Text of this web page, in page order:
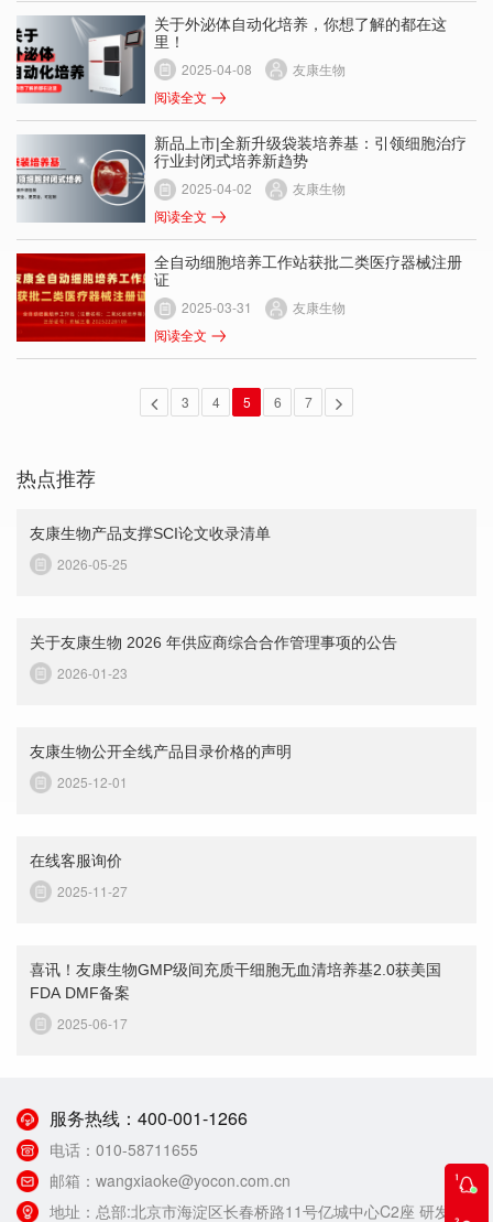
关于外泌体自动化培养，你想了解的都在这
里！
2025-04-08
友康生物
阅读全文
新品上市|全新升级袋装培养基：引领细胞治疗
行业封闭式培养新趋势
2025-04-02
友康生物
阅读全文
全自动细胞培养工作站获批二类医疗器械注册
证
2025-03-31
友康生物
阅读全文
3 4 5 6 7
热点推荐
友康生物产品支撑SCI论文收录清单
2026-05-25
关于友康生物 2026 年供应商综合合作管理事项的公告
2026-01-23
友康生物公开全线产品目录价格的声明
2025-12-01
在线客服询价
2025-11-27
喜讯！友康生物GMP级间充质干细胞无血清培养基2.0获美国
FDA DMF备案
2025-06-17
服务热线： 400-001-1266
电话： 010-58711655
邮箱： wangxiaoke@yocon.com.cn
地址： 总部:北京市海淀区长春桥路11号亿城中心C2座 研发生